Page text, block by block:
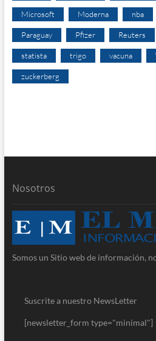
Microsoft Moderna nba
Paraguay Pfizer Reuters
statista trigo vacuna
zuckerberg
Nosotros
Somos un Sitio web de información,
Suscrite a nuestro NewsLetter
[newsletter_form type="minimal"]